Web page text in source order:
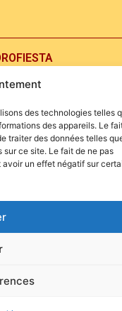
des technologies telles
des appareils. Le
traiter des données telles
ce site. Le fait de ne pas
un effet négatif sur